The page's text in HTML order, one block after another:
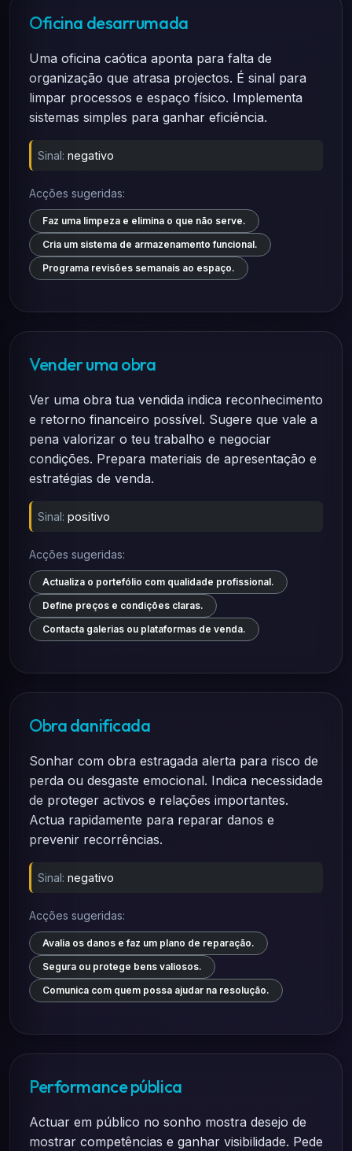
Oficina desarrumada
Uma oficina caótica aponta para falta de
organização que atrasa projectos. É sinal para
limpar processos e espaço físico. Implementa
sistemas simples para ganhar eficiência.
Sinal: negativo
Acções sugeridas:
Faz uma limpeza e elimina o que não serve.
Cria um sistema de armazenamento funcional.
Programa revisões semanais ao espaço.
Vender uma obra
Ver uma obra tua vendida indica reconhecimento
e retorno financeiro possível. Sugere que vale a
pena valorizar o teu trabalho e negociar
condições. Prepara materiais de apresentação e
estratégias de venda.
Sinal: positivo
Acções sugeridas:
Actualiza o portefólio com qualidade profissional.
Define preços e condições claras.
Contacta galerias ou plataformas de venda.
Obra danificada
Sonhar com obra estragada alerta para risco de
perda ou desgaste emocional. Indica necessidade
de proteger activos e relações importantes.
Actua rapidamente para reparar danos e
prevenir recorrências.
Sinal: negativo
Acções sugeridas:
Avalia os danos e faz um plano de reparação.
Segura ou protege bens valiosos.
Comunica com quem possa ajudar na resolução.
Performance pública
Actuar em público no sonho mostra desejo de
mostrar competências e ganhar visibilidade. Pede